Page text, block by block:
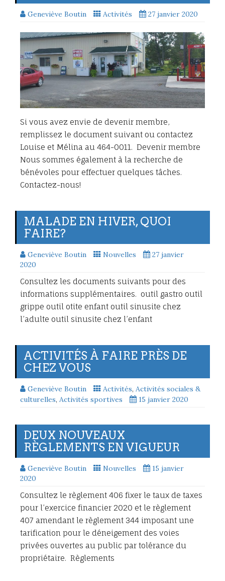
Geneviève Boutin Activités 27 janvier 2020
Si vous avez envie de devenir membre,
remplissez le document suivant ou contactez
Louise et Mélina au 464-0011. Devenir membre
Nous sommes également à la recherche de
bénévoles pour effectuer quelques tâches.
Contactez-nous!
MALADE EN HIVER, QUOI
FAIRE?
Geneviève Boutin Nouvelles
27 janvier
2020
Consultez les documents suivants pour des
informations supplémentaires. outil gastro outil
grippe outil otite enfant outil sinusite chez
l’adulte outil sinusite chez l’enfant
ACTIVITÉS À FAIRE PRÈS DE
CHEZ VOUS
Geneviève Boutin Activités, Activités sociales &
culturelles, Activités sportives 15 janvier 2020
DEUX NOUVEAUX
RÈGLEMENTS EN VIGUEUR
Geneviève Boutin Nouvelles
15 janvier
2020
Consultez le règlement 406 fixer le taux de taxes
pour l’exercice financier 2020 et le règlement
407 amendant le règlement 344 imposant une
tarification pour le déneigement des voies
privées ouvertes au public par tolérance du
propriétaire. Règlements